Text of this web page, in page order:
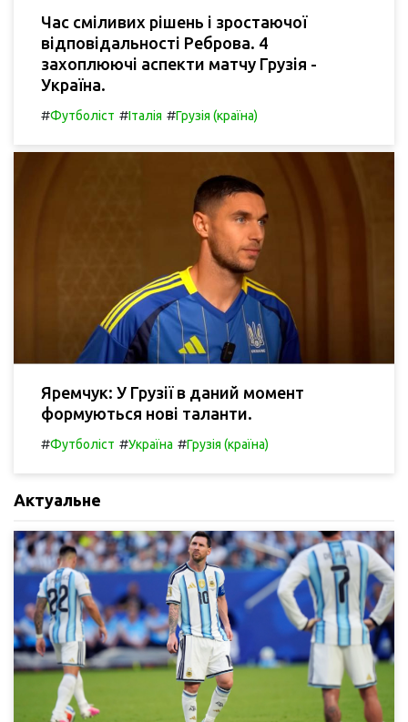
Час сміливих рішень і зростаючої
відповідальності Реброва. 4
захоплюючі аспекти матчу Грузія -
Україна.
#Футболіст #Італія #Грузія (країна)
Яремчук: У Грузії в даний момент
формуються нові таланти.
#Футболіст #Україна #Грузія (країна)
Актуальне